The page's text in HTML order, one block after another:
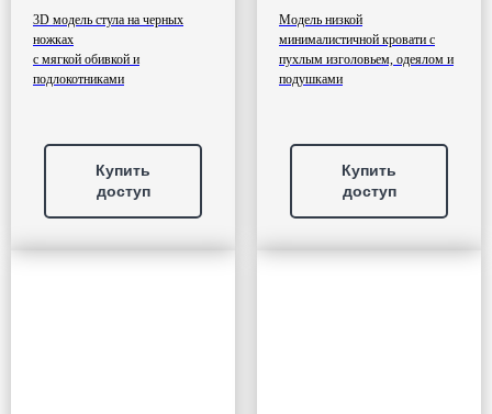
3D модель стула на черных
ножках
с мягкой обивкой и
подлокотниками
Купить
доступ
Модель низкой
минималистичной кровати с
пухлым изголовьем, одеялом и
подушками
Купить
доступ